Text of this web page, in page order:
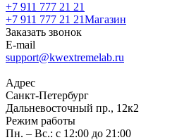
+7 911 777 21 21
+7 911 777 21 21Магазин
Заказать звонок
E-mail
support@kwextremelab.ru
Адрес
Санкт-Петербург
Дальневосточный пр., 12к2
Режим работы
Пн. – Вс.: с 12:00 до 21:00